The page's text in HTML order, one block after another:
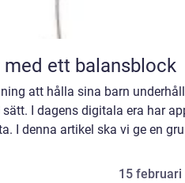
ett balansblock
att hålla sina barn
I dagens digitala era har
I denna artikel ska vi ge en
15 februari